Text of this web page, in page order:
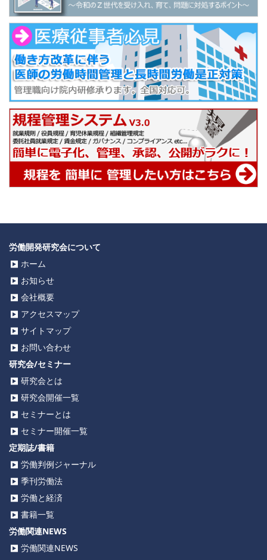
労働開発研究会について
ホーム
お知らせ
会社概要
アクセスマップ
サイトマップ
お問い合わせ
研究会/セミナー
研究会とは
研究会開催一覧
セミナーとは
セミナー開催一覧
定期誌/書籍
労働判例ジャーナル
季刊労働法
労働と経済
書籍一覧
労働関連NEWS
労働関連NEWS